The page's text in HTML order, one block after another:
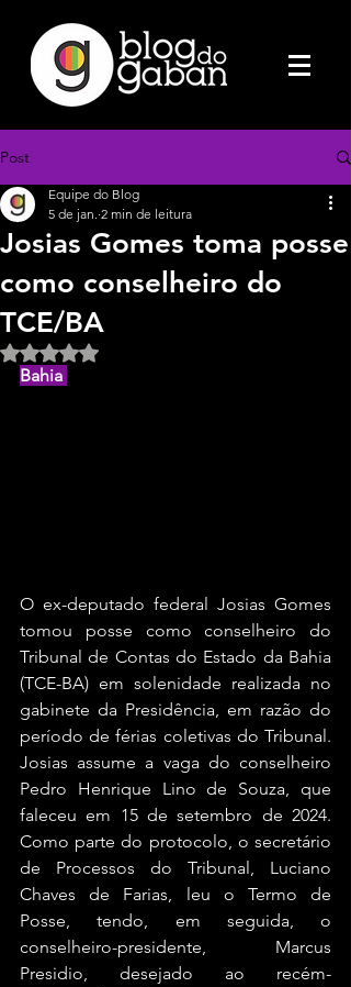
Post
Josias Gomes toma posse
como conselheiro do
TCE/BA
Equipe do Blog
5 de jan. 2 min de leitura
Avaliado com NaN de 5 estrelas.
Bahia
O ex-deputado federal Josias Gomes
tomou posse como conselheiro do
Tribunal de Contas do Estado da Bahia
(TCE-BA) em solenidade realizada no
gabinete da Presidência, em razão do
período de férias coletivas do Tribunal.
Josias assume a vaga do conselheiro
Pedro Henrique Lino de Souza, que
faleceu em 15 de setembro de 2024.
Como parte do protocolo, o secretário
de Processos do Tribunal, Luciano
Chaves de Farias, leu o Termo de
Posse, tendo, em seguida, o
conselheiro-presidente, Marcus
Presidio, desejado ao recém-